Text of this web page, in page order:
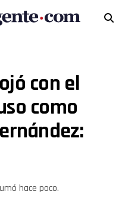
con el
como
hace poco.